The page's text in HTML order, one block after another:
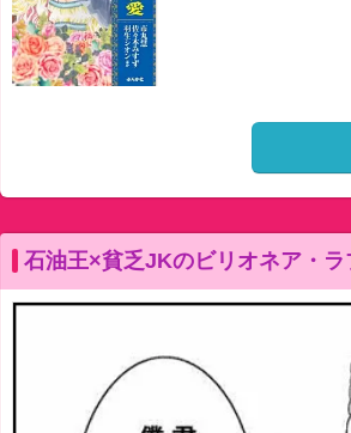
石油王×貧乏JKのビリオネア・ラ